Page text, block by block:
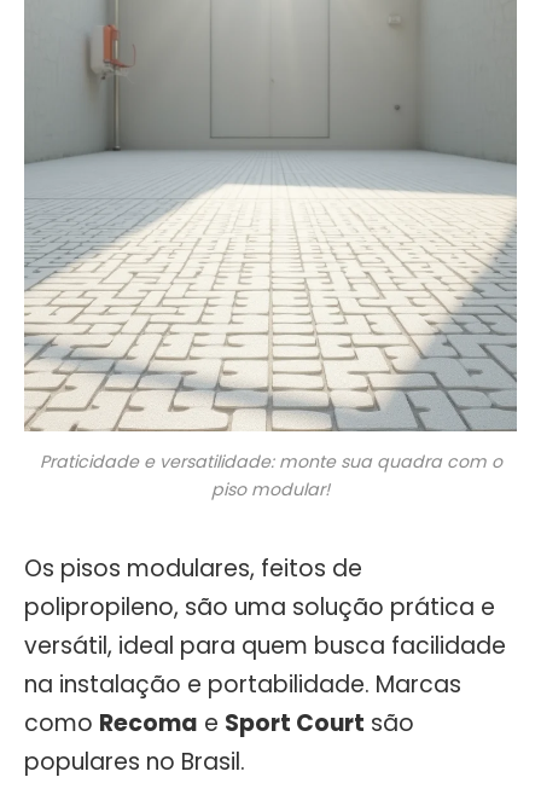
Praticidade e versatilidade: monte sua quadra com o
piso modular!
Os pisos modulares, feitos de
polipropileno, são uma solução prática e
versátil, ideal para quem busca facilidade
na instalação e portabilidade. Marcas
como Recoma e Sport Court são
populares no Brasil.